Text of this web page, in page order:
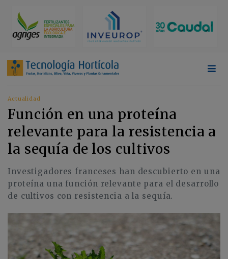
Actualidad
Función en una proteína
relevante para la resistencia a
la sequía de los cultivos
Investigadores franceses han descubierto en una
proteína una función relevante para el desarrollo
de cultivos con resistencia a la sequía.